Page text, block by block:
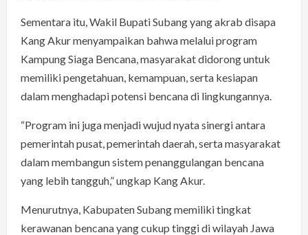
Sementara itu, Wakil Bupati Subang yang akrab disapa
Kang Akur menyampaikan bahwa melalui program
Kampung Siaga Bencana, masyarakat didorong untuk
memiliki pengetahuan, kemampuan, serta kesiapan
dalam menghadapi potensi bencana di lingkungannya.
“Program ini juga menjadi wujud nyata sinergi antara
pemerintah pusat, pemerintah daerah, serta masyarakat
dalam membangun sistem penanggulangan bencana
yang lebih tangguh,” ungkap Kang Akur.
Menurutnya, Kabupaten Subang memiliki tingkat
kerawanan bencana yang cukup tinggi di wilayah Jawa